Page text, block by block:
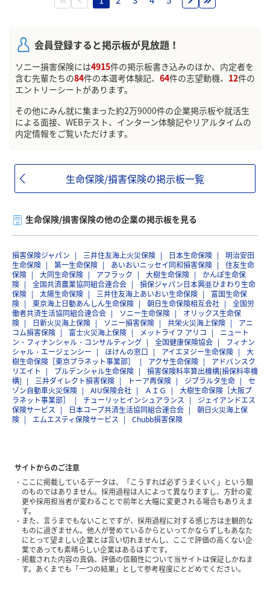
会員登録すると掲示板が見放題！
ソニー損害保険には4915件の掲示板書き込みのほか、内定者を
含む先輩たちの84件の本選考体験記、 64件の志望動機、 12件の
エントリーシートがあります。
その他にみん就に集まった約2万9000件の企業掲示板や就活生
による面接、WEBテスト、インターン体験記やリアルタイムの
内定情報をご覧いただけます。
生命保険/損害保険の掲示板一覧
生命保険/損害保険の他の企業の掲示板を見る
損害保険ジャパン 三井住友海上火災保険 日本生命保険
明治安田
生命保険
第一生命保険 あいおいニッセイ同和損害保険
住友生命
保険
大同生命保険 アフラック 大樹生命保険
かんぽ生命保
険
全国共済農業協同組合連合会
損保ジャパン日本興亜ひまわり生命
保険
太陽生命保険 三井住友海上あいおい生命保険
富国生命保
険
東京海上日動あんしん生命保険 朝日生命保険相互会社
全国労
働者共済生活協同組合連合会
ソニー生命保険
オリックス生命保
険
日新火災海上保険 ソニー損害保険 共栄火災海上保険
アニ
コム損害保険
富士火災海上保険 メットライフ アリコ
ニュート
ン・フィナンシャル・コンサルティング
全国健康保険協会
フィナン
シャル・エージェンシー
ほけんの窓口 アイエヌジー生命保険
大
樹生命保険［東京プラネット事業部］
アクサ生命保険
アドバンスク
リエイト
プルデンシャル生命保険
損害保険料率算出機構[損保料率機
構]
三井ダイレクト損害保険 トーア再保険 ジブラルタ生命
セ
ゾン自動車火災保険
AIU保険会社 ＡＩＧ
大樹生命保険［大阪プ
ラネット事業部］
チューリッヒインシュアランス
ジェイアンドエス
保険サービス
日本コープ共済生活協同組合連合会
朝日火災海上保
険
エムエスティ保険サービス Chubb損害保険
サイトからのご注意
ここに掲載しているデータは、「こうすれば必ずうまくいく」という類
のものではありません。採用過程は人によって異なりますし、方針の変
更や採用担当者が変わることで前年と大幅に変更される場合もありえま
す。
また、言うまでもないことですが、採用過程に対する感じ方は主観的な
ものに過ぎません。他人が誉めているからといってかならずしもあなた
にとって望ましい企業とは言い切れませんし、ここで評価の高くない企
業であっても素晴らしい企業はあるはずです。
掲載された内容の真偽、評価の信頼性について当サイトは保証しかねま
す。あくまでも「一つの結果」として参考程度にとどめてください。